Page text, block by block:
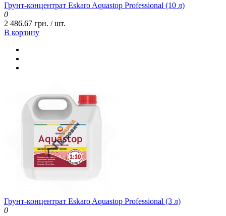
Грунт-концентрат Eskaro Aquastop Professional (10 л)
0
2 486.67 грн. / шт.
В корзину
Грунт-концентрат Eskaro Aquastop Professional (3 л)
0